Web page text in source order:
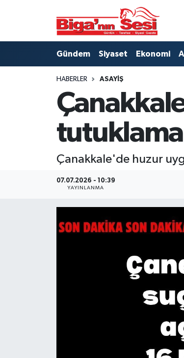
Gündem Siyaset Ekonomi
HABERLER ASAYIŞ
tutuklama
Çanakkale'de huzur
07.07.2026 - 10:39
YAYINLANMA
Belediye
Çanakkale Hava Durumu
Tüm Manşetler
Son Dakika Haberleri
Haber Arşivi